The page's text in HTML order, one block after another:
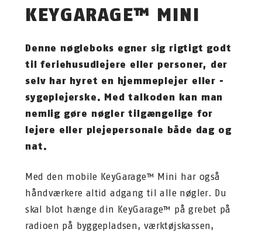
KEYGARAGE™ MINI
Denne nøgleboks egner sig rigtigt godt
til feriehusudlejere eller personer, der
selv har hyret en hjemmeplejer eller -
sygeplejerske. Med talkoden kan man
nemlig gøre nøgler tilgængelige for
lejere eller plejepersonale både dag og
nat.
Med den mobile KeyGarage™ Mini har også
håndværkere altid adgang til alle nøgler. Du
skal blot hænge din KeyGarage™ på grebet på
radioen på byggepladsen, værktøjskassen,